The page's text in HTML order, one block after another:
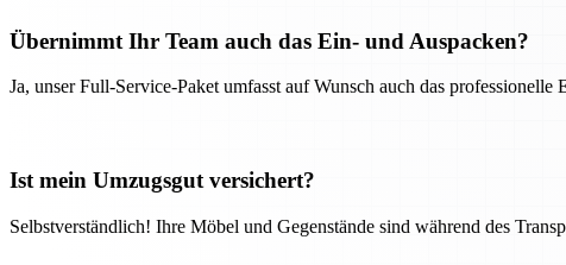
Übernimmt Ihr Team auch das Ein- und Auspacken?
Ja, unser Full-Service-Paket umfasst auf Wunsch auch das
Ist mein Umzugsgut versichert?
Selbstverständlich! Ihre Möbel und Gegenstände sind während des